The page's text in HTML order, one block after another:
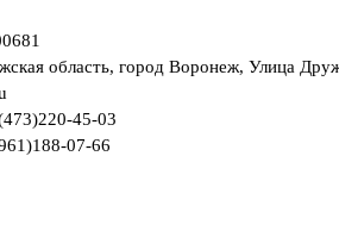
область, город Воронеж, Улица
45-03
07-66